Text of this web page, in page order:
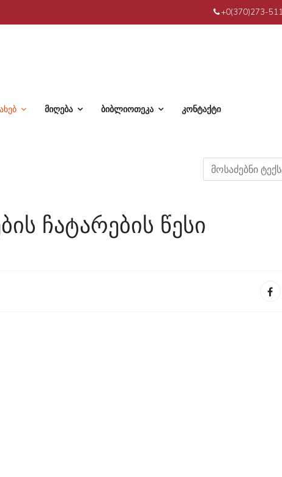
+0(370)273-511
მიღება ბიბლიოთეკა კონტაქტი
ჩატარების წესი